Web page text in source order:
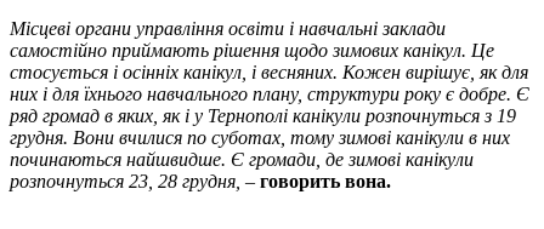
Місцеві органи управління освіти і навчальні заклади
самостійно приймають рішення щодо зимових канікул. Це
стосується і осінніх канікул, і весняних. Кожен вирішує, як для
них і для їхнього навчального плану, структури року є добре. Є
ряд громад в яких, як і у Тернополі канікули розпочнуться з 19
грудня. Вони вчилися по суботах, тому зимові канікули в них
починаються найшвидше. Є громади, де зимові канікули
розпочнуться 23, 28 грудня, – говорить вона.